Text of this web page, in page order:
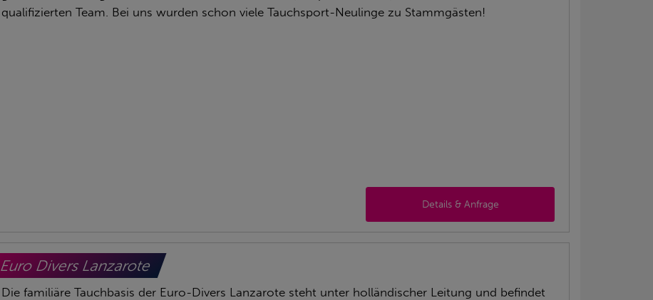
qualifizierten Team. Bei uns wurden schon viele Tauchsport-Neulinge zu Stammgästen!
Details & Anfrage
Euro Divers Lanzarote
Die familiäre Tauchbasis der Euro-Divers Lanzarote steht unter holländischer Leitung und befindet